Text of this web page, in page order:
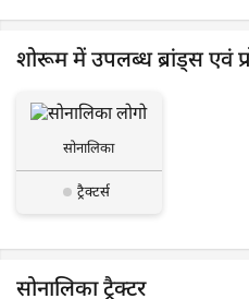
शोरूम में उपलब्ध ब्रांड्स एवं
सोनालिका
ट्रैक्टर्स
सोनालिका ट्रैक्टर